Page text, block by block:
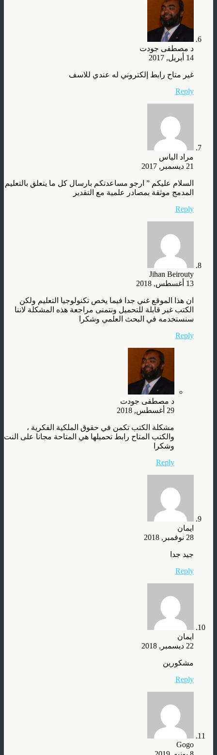
د مصطفى جودت
14 أبريل, 2017
غير متاح رابط إلكتروني له عندي للاسف
Reply
مراد الياس
21 ديسمبر, 2017
السلام عليكم ” ارجو مساعدتكم بارسال كل ما يتعلق بالتعليم
المدمج موثقة بمصادر علمية مع التقدير
Reply
Jihan Beirouty
13 أغسطس, 2018
ان هذا الموقع غني جدا فيما يخص تكنولوجيا التعليم ولكن
الكتب غير قابلة للتحميل ونتمنى مراجعة هذه المشكلة لاننا
سنستخدمه في البحث العلمي وشكرا
Reply
د مصطفى جودت
29 أغسطس, 2018
مشكلة الكتب تكمن في حقوق الملكية الفكرية ،
والكتب المتاح رابط تحميلها هي المتاحة مجانا على النت
وشكرا
Reply
ايمان
28 نوفمبر, 2018
جيد جدا
Reply
ايمان
22 ديسمبر, 2018
مشكورين
Reply
Gogo